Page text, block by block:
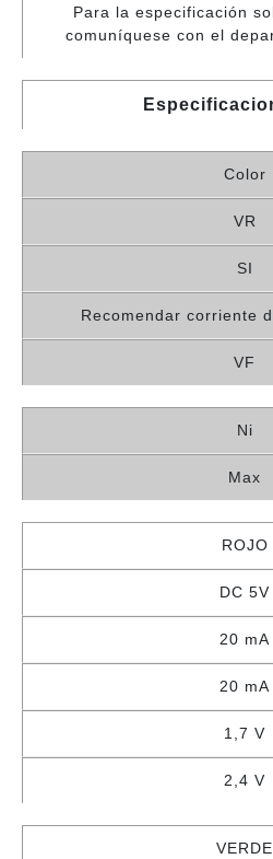
Para la especificación
comuníquese con el
Color
VR
SI
Recomendar corriente
VF
Ni
Max
ROJO
DC 5V
20 mA
20 mA
1,7 V
2,4 V
VERDE